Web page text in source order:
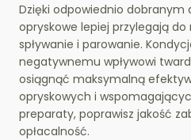
Dzięki odpowiednio dobranym
opryskowe lepiej przylegają
spływanie i parowanie.
negatywnemu wpływowi
osiągnąć maksymalną
opryskowych i
preparaty, poprawisz jakość
opłacalność.